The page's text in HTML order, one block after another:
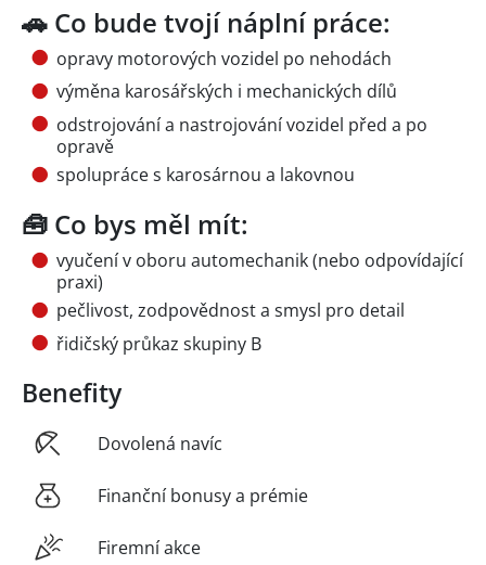
🚗 Co bude tvojí náplní práce:
opravy motorových vozidel po nehodách
výměna karosářských i mechanických dílů
odstrojování a nastrojování vozidel před a po
opravě
spolupráce s karosárnou a lakovnou
🧰 Co bys měl mít:
vyučení v oboru automechanik (nebo odpovídající
praxi)
pečlivost, zodpovědnost a smysl pro detail
řidičský průkaz skupiny B
Benefity
Dovolená navíc
Finanční bonusy a prémie
Firemní akce